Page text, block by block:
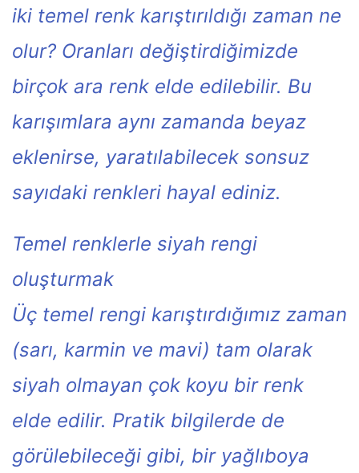
iki temel renk karıştırıldığı zaman ne
olur? Oranları değiştirdiğimizde
birçok ara renk elde edilebilir. Bu
karışımlara aynı zamanda beyaz
eklenirse, yaratılabilecek sonsuz
sayıdaki renkleri hayal ediniz.
Temel renklerle siyah rengi
oluşturmak
Üç temel rengi karıştırdığımız zaman
(sarı, karmin ve mavi) tam olarak
siyah olmayan çok koyu bir renk
elde edilir. Pratik bilgilerde de
görülebileceği gibi, bir yağlıboya